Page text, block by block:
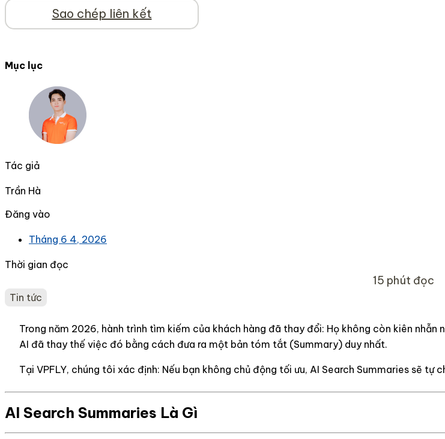
Sao chép liên kết
Mục lục
Tác giả
Trần Hà
Đăng vào
Tháng 6 4, 2026
Thời gian đọc
15 phút đọc
Tin tức
Trong năm 2026, hành trình tìm kiếm của khách hàng đã thay đổi: Họ không còn kiên
AI đã thay thế việc đó bằng cách đưa ra một bản tóm tắt (Summary) duy nhất.
Tại VPFLY, chúng tôi xác định: Nếu bạn không chủ động tối ưu, AI Search Summaries sẽ
AI Search Summaries Là Gì